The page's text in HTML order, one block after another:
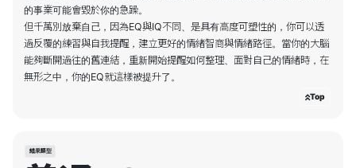
的事業可能會毀於你的急躁。
但千萬別放棄自己，因為EQ與IQ不同、是具有高度可塑性的，你可以透
過反覆的練習與自我提醒，建立更好的情緒智商與情緒路徑。當你的大腦
能夠斷開過往的舊連結，重新開始提醒如何整理、面對自己的情緒時，在
Top
結果類型